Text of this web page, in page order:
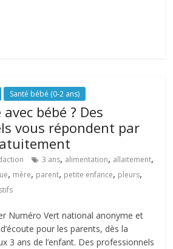
Santé bébé (0-2 ans)
bébé ? Des
vous répondent par
3 ans, alimentation, allaitement,
, mère, parent, petite enfance, pleurs,
Numéro Vert national anonyme et
pour les parents, dès la
3 ans de l’enfant. Des professionnels